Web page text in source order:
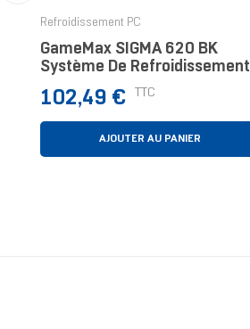
Refroidissement PC
GameMax SIGMA 620 BK
Système De Refroidissement
D’ordinateur Processeur
Refroidisseur D'air 12 Cm Noir
1 Pièce(s)
Prix
102,49 € TTC
AJOUTER AU PANIER